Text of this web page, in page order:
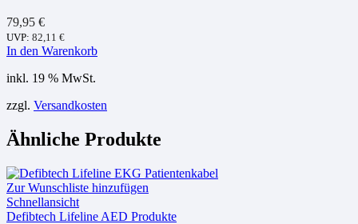
79,95 €
UVP: 82,11 €
In den Warenkorb
inkl. 19 % MwSt.
zzgl. Versandkosten
Ähnliche Produkte
Zur Wunschliste hinzufügen
Schnellansicht
Defibtech Lifeline AED Produkte